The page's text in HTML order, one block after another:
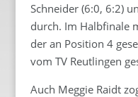
Schneider (6:0, 6:2)
durch. Im Halbfinale
der an Position 4
vom TV Reutlingen
Auch Meggie Raidt